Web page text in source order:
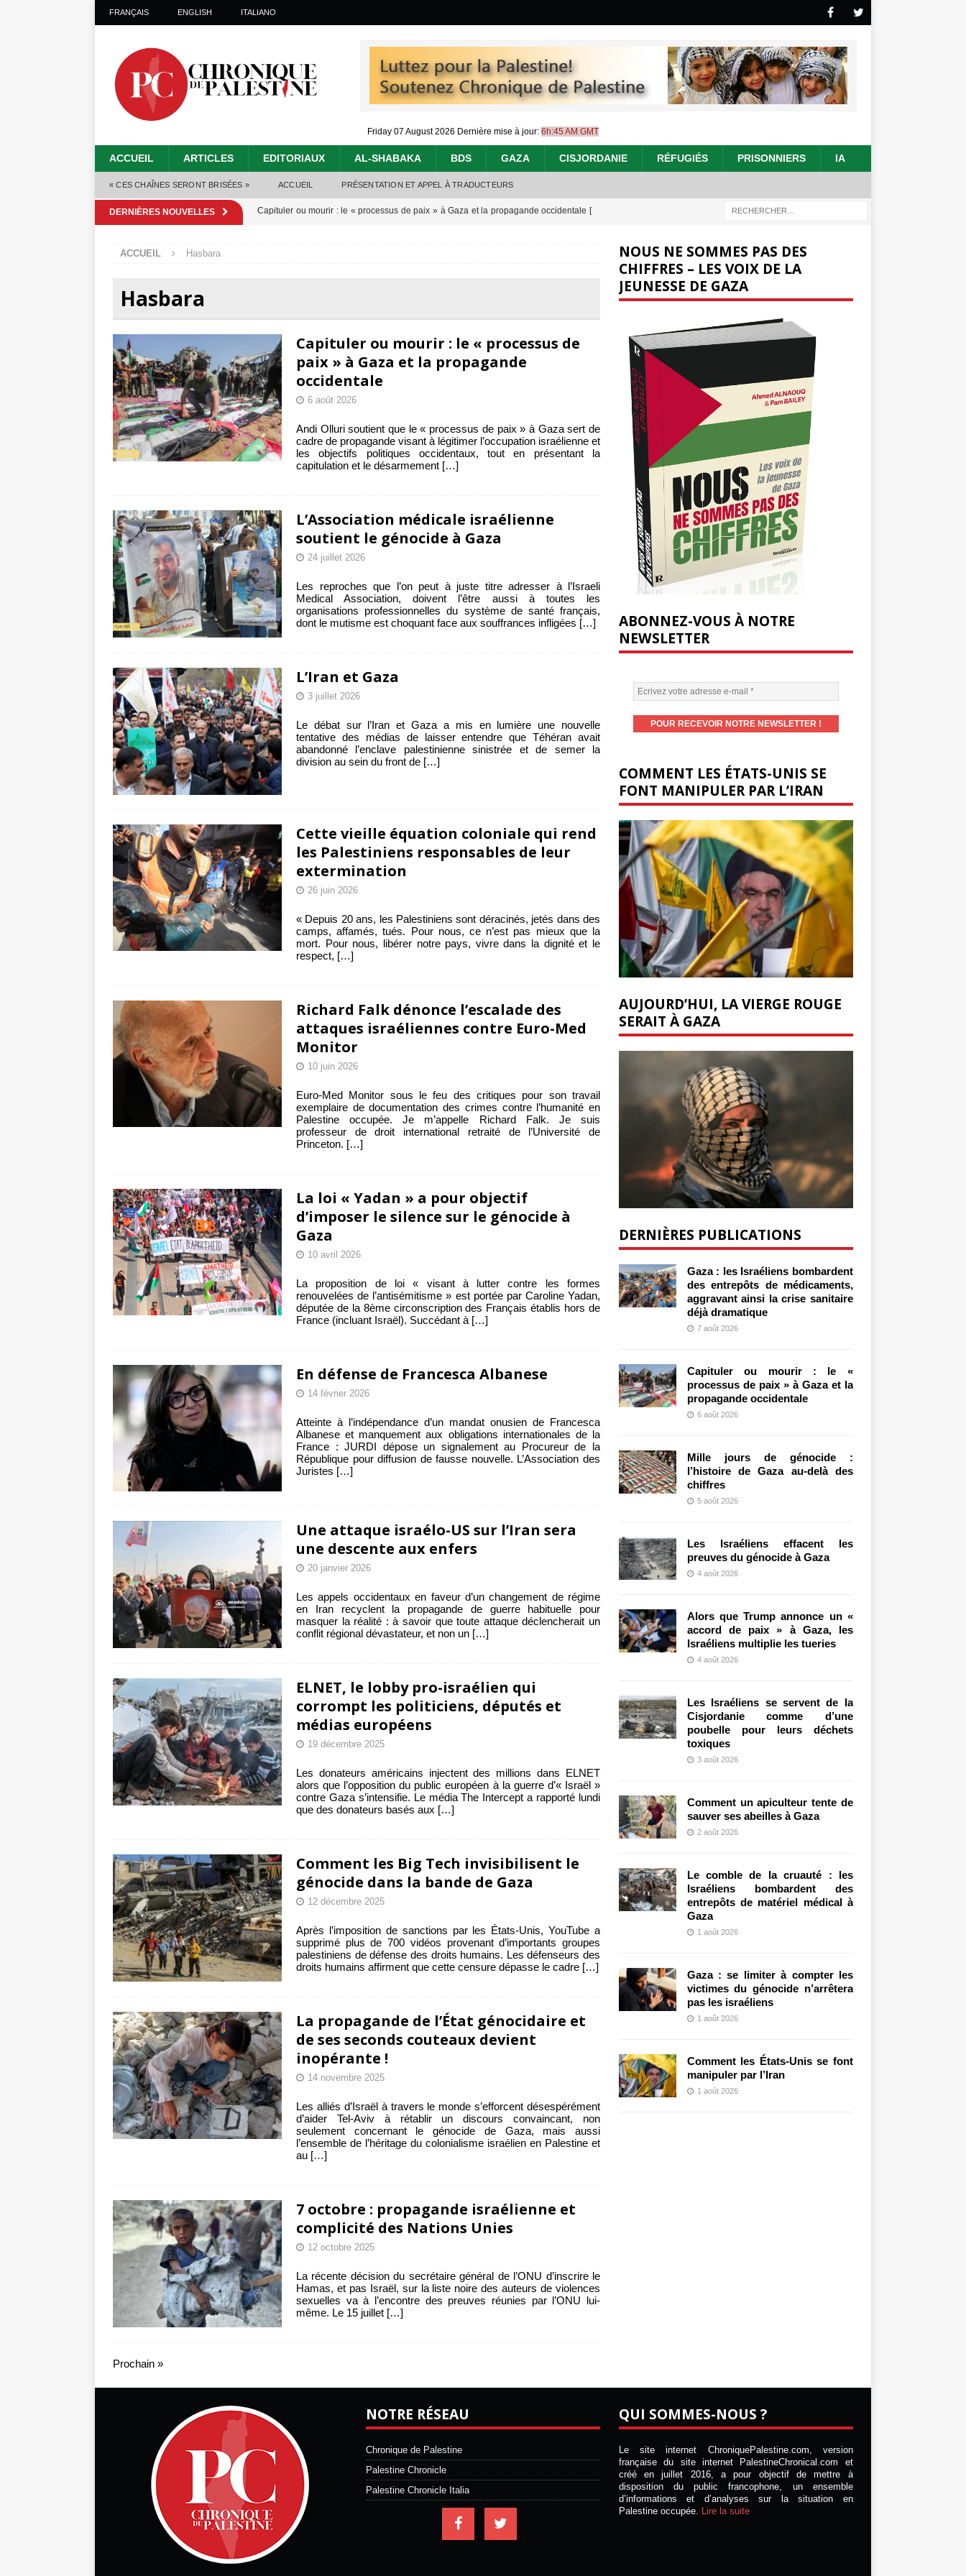
FRANÇAIS ENGLISH ITALIANO
Friday 07 August 2026 Dernière mise à jour: 6h:45 AM GMT
ACCUEIL ARTICLES EDITORIAUX AL-SHABAKA BDS GAZA CISJORDANIE RÉFUGIÉS PRISONNIERS IA
« CES CHAÎNES SERONT BRISÉES » ACCUEIL PRÉSENTATION ET APPEL À TRADUCTEURS
DERNIÈRES NOUVELLES Capituler ou mourir : le « processus de paix » à Gaza et la propagande occidentale [
tueries
Gaza : les Israéliens bombardent des entrepôts de médicaments, aggravant ainsi la
crise sanitaire déjà dramatique[ 7 août 2026 ]
ACCUEIL Hasbara
Hasbara
Capituler ou mourir : le « processus de
paix » à Gaza et la propagande
occidentale
6 août 2026
Andi Olluri soutient que le « processus de paix » à Gaza sert de
cadre de propagande visant à légitimer l’occupation israélienne et
les objectifs politiques occidentaux, tout en présentant la
capitulation et le désarmement […]
L’Association médicale israélienne
soutient le génocide à Gaza
24 juillet 2026
Les reproches que l’on peut à juste titre adresser à l’Israeli
Medical Association, doivent l’être aussi à toutes les
organisations professionnelles du système de santé français,
dont le mutisme est choquant face aux souffrances infligées […]
L’Iran et Gaza
3 juillet 2026
Le débat sur l’Iran et Gaza a mis en lumière une nouvelle
tentative des médias de laisser entendre que Téhéran avait
abandonné l’enclave palestinienne sinistrée et de semer la
division au sein du front de […]
Cette vieille équation coloniale qui rend
les Palestiniens responsables de leur
extermination
26 juin 2026
« Depuis 20 ans, les Palestiniens sont déracinés, jetés dans des
camps, affamés, tués. Pour nous, ce n’est pas mieux que la
mort. Pour nous, libérer notre pays, vivre dans la dignité et le
respect, […]
Richard Falk dénonce l’escalade des
attaques israéliennes contre Euro-Med
Monitor
10 juin 2026
Euro-Med Monitor sous le feu des critiques pour son travail
exemplaire de documentation des crimes contre l’humanité en
Palestine occupée. Je m’appelle Richard Falk. Je suis
professeur de droit international retraité de l’Université de
Princeton. […]
La loi « Yadan » a pour objectif
d’imposer le silence sur le génocide à
Gaza
10 avril 2026
La proposition de loi « visant à lutter contre les formes
renouvelées de l’antisémitisme » est portée par Caroline Yadan,
députée de la 8ème circonscription des Français établis hors de
France (incluant Israël). Succédant à […]
En défense de Francesca Albanese
14 février 2026
Atteinte à l’indépendance d’un mandat onusien de Francesca
Albanese et manquement aux obligations internationales de la
France : JURDI dépose un signalement au Procureur de la
République pour diffusion de fausse nouvelle. L’Association des
Juristes […]
Une attaque israélo-US sur l’Iran sera
une descente aux enfers
20 janvier 2026
Les appels occidentaux en faveur d’un changement de régime
en Iran recyclent la propagande de guerre habituelle pour
masquer la réalité : à savoir que toute attaque déclencherait un
conflit régional dévastateur, et non un […]
ELNET, le lobby pro-israélien qui
corrompt les politiciens, députés et
médias européens
19 décembre 2025
Les donateurs américains injectent des millions dans ELNET
alors que l’opposition du public européen à la guerre d’« Israël »
contre Gaza s’intensifie. Le média The Intercept a rapporté lundi
que des donateurs basés aux […]
Comment les Big Tech invisibilisent le
génocide dans la bande de Gaza
12 décembre 2025
Après l’imposition de sanctions par les États-Unis, YouTube a
supprimé plus de 700 vidéos provenant d’importants groupes
palestiniens de défense des droits humains. Les défenseurs des
droits humains affirment que cette censure dépasse le cadre […]
La propagande de l’État génocidaire et
de ses seconds couteaux devient
inopérante !
14 novembre 2025
Les alliés d’Israël à travers le monde s’efforcent désespérément
d’aider Tel-Aviv à rétablir un discours convaincant, non
seulement concernant le génocide de Gaza, mais aussi
l’ensemble de l’héritage du colonialisme israélien en Palestine et
au […]
7 octobre : propagande israélienne et
complicité des Nations Unies
12 octobre 2025
La récente décision du secrétaire général de l’ONU d’inscrire le
Hamas, et pas Israël, sur la liste noire des auteurs de violences
sexuelles va à l’encontre des preuves réunies par l’ONU lui-
même. Le 15 juillet […]
Prochain »
NOUS NE SOMMES PAS DES
CHIFFRES – LES VOIX DE LA
JEUNESSE DE GAZA
ABONNEZ-VOUS À NOTRE
NEWSLETTER
COMMENT LES ÉTATS-UNIS SE
FONT MANIPULER PAR L’IRAN
AUJOURD’HUI, LA VIERGE ROUGE
SERAIT À GAZA
DERNIÈRES PUBLICATIONS
Gaza : les Israéliens bombardent
des entrepôts de médicaments,
aggravant ainsi la crise sanitaire
déjà dramatique
7 août 2026
Capituler ou mourir : le «
processus de paix » à Gaza et la
propagande occidentale
6 août 2026
Mille jours de génocide :
l’histoire de Gaza au-delà des
chiffres
5 août 2026
Les Israéliens effacent les
preuves du génocide à Gaza
4 août 2026
Alors que Trump annonce un «
accord de paix » à Gaza, les
Israéliens multiplie les tueries
4 août 2026
Les Israéliens se servent de la
Cisjordanie comme d’une
poubelle pour leurs déchets
toxiques
3 août 2026
Comment un apiculteur tente de
sauver ses abeilles à Gaza
2 août 2026
Le comble de la cruauté : les
Israéliens bombardent des
entrepôts de matériel médical à
Gaza
1 août 2026
Gaza : se limiter à compter les
victimes du génocide n’arrêtera
pas les israéliens
1 août 2026
Comment les États-Unis se font
manipuler par l’Iran
1 août 2026
NOTRE RÉSEAU
Chronique de Palestine
Palestine Chronicle
Palestine Chronicle Italia
QUI SOMMES-NOUS ?
Le site internet ChroniquePalestine.com, version
française du site internet PalestineChronical.com et
créé en juillet 2016, a pour objectif de mettre à
disposition du public francophone, un ensemble
d’informations et d’analyses sur la situation en
Palestine occupée. Lire la suite